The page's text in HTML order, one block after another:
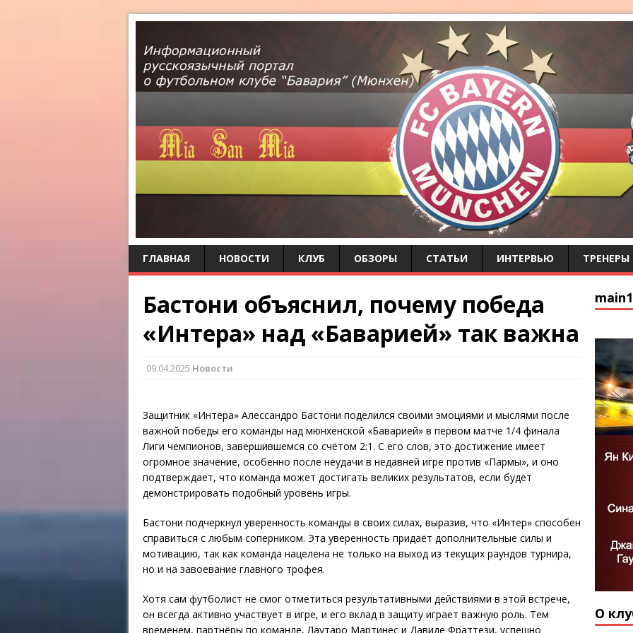
ГЛАВНАЯ НОВОСТИ КЛУБ ОБЗОРЫ СТАТЬИ ИНТЕРВЬЮ ТРЕНЕРЫ
Бастони объяснил, почему победа
«Интера» над «Баварией» так важна
09.04.2025 Новости
Защитник «Интера» Алессандро Бастони поделился своими эмоциями и мыслями после
важной победы его команды над мюнхенской «Баварией» в первом матче 1/4 финала
Лиги чемпионов, завершившемся со счётом 2:1. С его слов, это достижение имеет
огромное значение, особенно после неудачи в недавней игре против «Пармы», и оно
подтверждает, что команда может достигать великих результатов, если будет
демонстрировать подобный уровень игры.
Бастони подчеркнул уверенность команды в своих силах, выразив, что «Интер» способен
справиться с любым соперником. Эта уверенность придаёт дополнительные силы и
мотивацию, так как команда нацелена не только на выход из текущих раундов турнира,
но и на завоевание главного трофея.
Хотя сам футболист не смог отметиться результативными действиями в этой встрече,
он всегда активно участвует в игре, и его вклад в защиту играет важную роль. Тем
временем, партнёры по команде, Лаутаро Мартинес и Давиде Фраттези, успешно
main1
О